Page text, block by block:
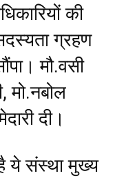
की
ग्रहण
मौ.वसी
मो.नबोल
दी।
ये संस्था मुख्य